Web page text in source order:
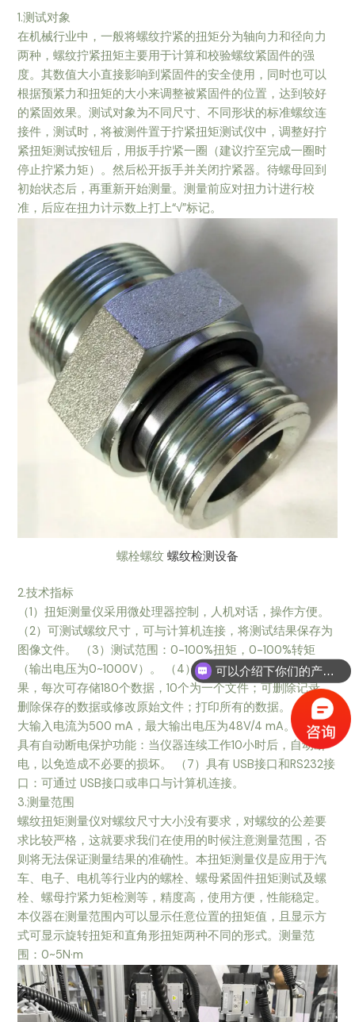
1.测试对象
在机械行业中，一般将螺纹拧紧的扭矩分为轴向力和径向力
两种，螺纹拧紧扭矩主要用于计算和校验螺纹紧固件的强
度。其数值大小直接影响到紧固件的安全使用，同时也可以
根据预紧力和扭矩的大小来调整被紧固件的位置，达到较好
的紧固效果。测试对象为不同尺寸、不同形状的标准螺纹连
接件，测试时，将被测件置于拧紧扭矩测试仪中，调整好拧
紧扭矩测试按钮后，用扳手拧紧一圈（建议拧至完成一圈时
停止拧紧力矩）。然后松开扳手并关闭拧紧器。待螺母回到
初始状态后，再重新开始测量。测量前应对扭力计进行校
准，后应在扭力计示数上打上“√”标记。
螺栓螺纹 螺纹检测设备
2.技术指标
（1）扭矩测量仪采用微处理器控制，人机对话，操作方便。
（2）可测试螺纹尺寸，可与计算机连接，将测试结果保存为
图像文件。 （3）测试范围：0-100%扭矩，0-100%转矩
（输出电压为0~1000V）。 （4）自动存储数据并打印结
果，每次可存储180个数据，10个为一个文件；可删除记录，
删除保存的数据或修改原始文件；打印所有的数据。 （5）最
大输入电流为500 mA，最大输出电压为48V/4 mA。 （6）
具有自动断电保护功能：当仪器连续工作10小时后，自动断
电，以免造成不必要的损坏。 （7）具有 USB接口和RS232接
口：可通过 USB接口或串口与计算机连接。
3.测量范围
螺纹扭矩测量仪对螺纹尺寸大小没有要求，对螺纹的公差要
求比较严格，这就要求我们在使用的时候注意测量范围，否
则将无法保证测量结果的准确性。本扭矩测量仪是应用于汽
车、电子、电机等行业内的螺栓、螺母紧固件扭矩测试及螺
栓、螺母拧紧力矩检测等，精度高，使用方便，性能稳定。
本仪器在测量范围内可以显示任意位置的扭矩值，且显示方
式可显示旋转扭矩和直角形扭矩两种不同的形式。测量范
围：0~5N·m
可以介绍下你们的产品么